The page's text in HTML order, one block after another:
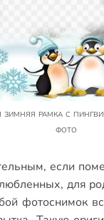
фото
если
, для
фотоснимок